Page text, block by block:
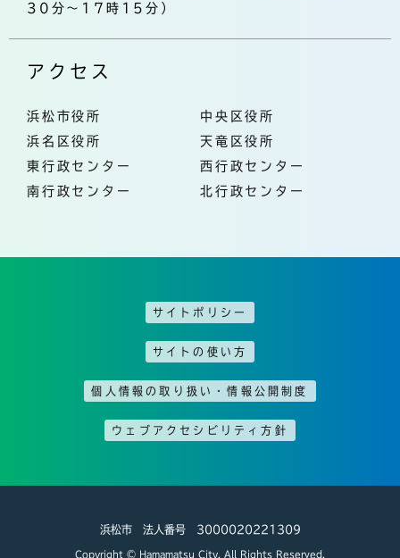
30分～17時15分）
アクセス
浜松市役所
中央区役所
浜名区役所
天竜区役所
東行政センター
西行政センター
南行政センター
北行政センター
サイトポリシー
サイトの使い方
個人情報の取り扱い・情報公開制度
ウェブアクセシビリティ方針
浜松市 法人番号 3000020221309
Copyright © Hamamatsu City. All Rights Reserved.